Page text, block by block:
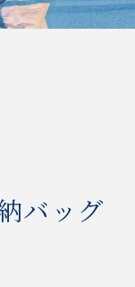
バッグ